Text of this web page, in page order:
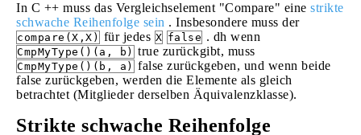
In C ++ muss das Vergleichselement "Compare" eine strikte
schwache Reihenfolge sein . Insbesondere muss der
compare(X,X) für jedes X false . dh wenn
CmpMyType()(a, b) true zurückgibt, muss
CmpMyType()(b, a) false zurückgeben, und wenn beide
false zurückgeben, werden die Elemente als gleich
betrachtet (Mitglieder derselben Äquivalenzklasse).
Strikte schwache Reihenfolge